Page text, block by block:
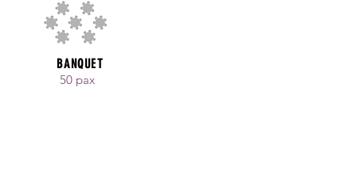
BANQUET
50 pax